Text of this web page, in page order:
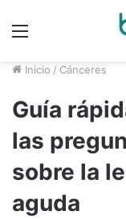
Inicio / Cánceres
Guía
las
sobre la
aguda